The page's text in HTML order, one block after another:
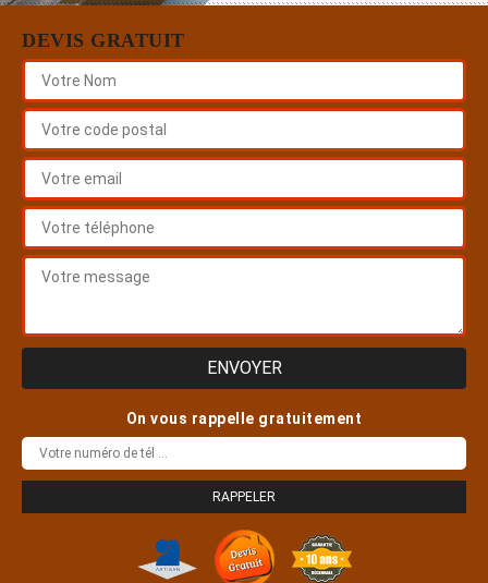
DEVIS GRATUIT
On vous rappelle gratuitement